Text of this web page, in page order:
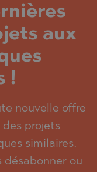
aux
!
nouvelle offre
projets
similaires.
désabonner ou